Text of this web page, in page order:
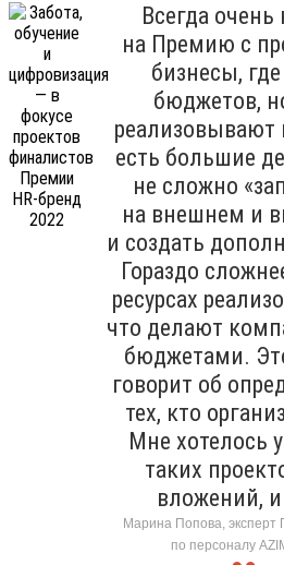
Всегда очень
на Премию с
бизнесы,
бюджетов,
реализовывают
есть большие
не сложно
на внешнем и
и создать
Гораздо
ресурсах
что делают
бюджетами.
говорит об
тех, кто
Мне хотелось
таких
вложений,
Марина Попова, эксперт
по персоналу